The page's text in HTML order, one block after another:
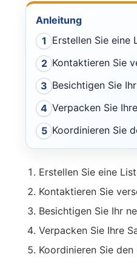
Anleitung
1 Erstellen Sie eine
2 Kontaktieren Sie
3 Besichtigen Sie
4 Verpacken Sie
5 Koordinieren Sie
Erstellen Sie eine
Kontaktieren Sie
Besichtigen Sie Ihr
Verpacken Sie Ihre
Koordinieren Sie